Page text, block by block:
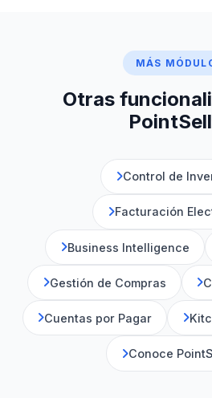
MÁS
Otras
Control de
Facturación
Business Intelligence
Gestión de Compras
Cuentas por Pagar
Conoce